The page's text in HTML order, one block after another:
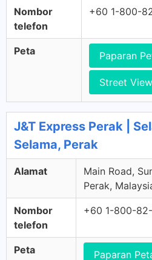
Nombor
telefon
+60 1-800-
Peta Paparan
Street View
J&T Express Perak |
Selama, Perak
Alamat
Main Road,
Perak,
Nombor
telefon
+60 1-800-
Peta Paparan